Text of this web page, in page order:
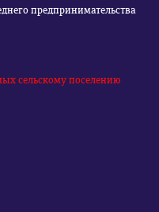
предпринимательства
сельскому поселению